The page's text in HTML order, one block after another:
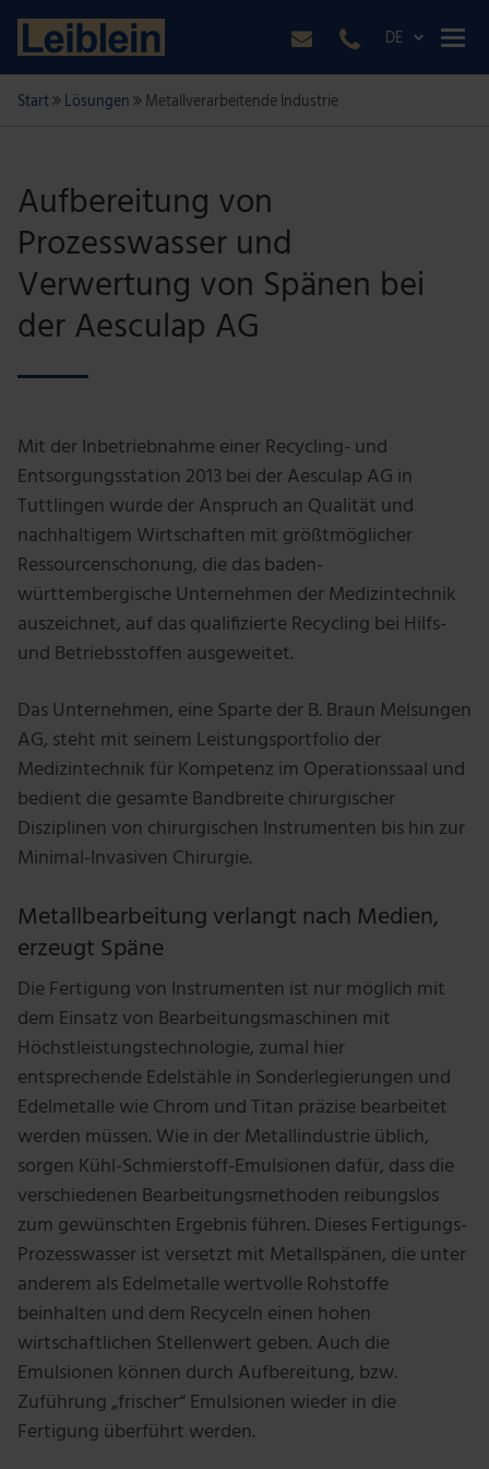
DE
Start Lösungen Metallverarbeitende Industrie
Aufbereitung von
Prozesswasser und
Verwertung von Spänen bei
der Aesculap AG
Mit der Inbetriebnahme einer Recycling- und
Entsorgungsstation 2013 bei der Aesculap AG in
Tuttlingen wurde der Anspruch an Qualität und
nachhaltigem Wirtschaften mit größtmöglicher
Ressourcenschonung, die das baden-
württembergische Unternehmen der Medizintechnik
auszeichnet, auf das qualifizierte Recycling bei Hilfs-
und Betriebsstoffen ausgeweitet.
Das Unternehmen, eine Sparte der B. Braun Melsungen
AG, steht mit seinem Leistungsportfolio der
Medizintechnik für Kompetenz im Operationssaal und
bedient die gesamte Bandbreite chirurgischer
Disziplinen von chirurgischen Instrumenten bis hin zur
Minimal-Invasiven Chirurgie.
Metallbearbeitung verlangt nach Medien,
erzeugt Späne
Die Fertigung von Instrumenten ist nur möglich mit
dem Einsatz von Bearbeitungsmaschinen mit
Höchstleistungstechnologie, zumal hier
entsprechende Edelstähle in Sonderlegierungen und
Edelmetalle wie Chrom und Titan präzise bearbeitet
werden müssen. Wie in der Metallindustrie üblich,
sorgen Kühl-Schmierstoff-Emulsionen dafür, dass die
verschiedenen Bearbeitungsmethoden reibungslos
zum gewünschten Ergebnis führen. Dieses Fertigungs-
Prozesswasser ist versetzt mit Metallspänen, die unter
anderem als Edelmetalle wertvolle Rohstoffe
beinhalten und dem Recyceln einen hohen
wirtschaftlichen Stellenwert geben. Auch die
Emulsionen können durch Aufbereitung, bzw.
Zuführung „frischer“ Emulsionen wieder in die
Fertigung überführt werden.